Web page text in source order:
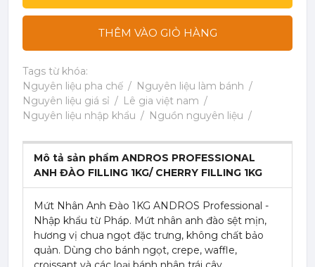
THÊM VÀO GIỎ HÀNG
Tags từ khóa:
Nguyên liệu pha chế
Nguyên liệu làm bánh
Nguyên liệu giá sỉ
Lê gia việt nam
Nguyên liệu nhập khẩu
Nguồn nguyên liệu
Mô tả sản phẩm ANDROS PROFESSIONAL
ANH ĐÀO FILLING 1KG/ CHERRY FILLING 1KG
Mứt Nhân Anh Đào 1KG ANDROS Professional -
Nhập khẩu từ Pháp. Mứt nhân anh đào sệt mịn,
hương vị chua ngọt đặc trưng, không chất bảo
quản. Dùng cho bánh ngọt, crepe, waffle,